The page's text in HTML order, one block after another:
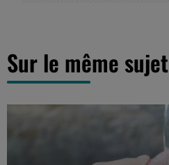
Sur le même sujet